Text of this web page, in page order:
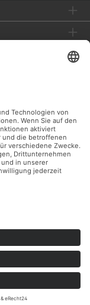
und ggf.
vorbehalten.